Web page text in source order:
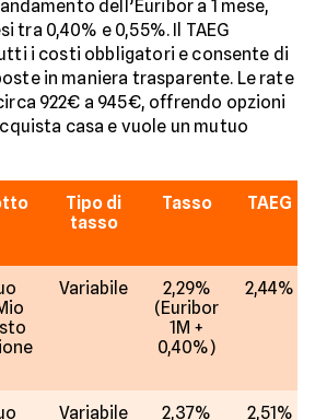
dell’Euribor a 1 mese,
tra 0,40% e 0,55%. Il TAEG
i costi obbligatori e consente di
in maniera trasparente. Le rate
922€ a 945€, offrendo opzioni
casa e vuole un mutuo
Tipo di
tasso
Tasso TAEG
Variabile
2,29%
(Euribor
1M +
0,40%)
2,44%
Variabile
2,37%
2,51%